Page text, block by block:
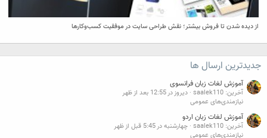
از دیده شدن تا فروش بیشتر؛ نقش طراحی سایت در موفقیت کسب‌وکارها
جدیدترین ارسال ها
آموزش لغات زبان فرانسوی
آخرین: saalek110
دیروز در 12:55 بعد از ظهر
نیازمندی‌های عمومی
آموزش لغات زبان اردو
آخرین: saalek110
چهارشنبه در 5:45 قبل از ظهر
نیازمندی‌های عمومی